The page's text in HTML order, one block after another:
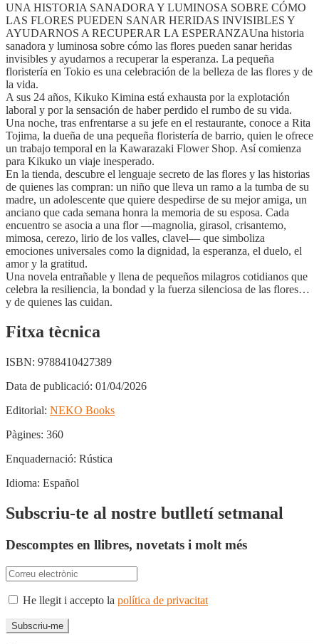
UNA HISTORIA SANADORA Y LUMINOSA SOBRE CÓMO
LAS FLORES PUEDEN SANAR HERIDAS INVISIBLES Y
AYUDARNOS A RECUPERAR LA ESPERANZAUna historia
sanadora y luminosa sobre cómo las flores pueden sanar heridas
invisibles y ayudarnos a recuperar la esperanza. La pequeña
floristería en Tokio es una celebración de la belleza de las flores y de
la vida.
A sus 24 años, Kikuko Kimina está exhausta por la explotación
laboral y por la sensación de haber perdido el rumbo de su vida.
Una noche, tras enfrentarse a su jefe en el restaurante, conoce a Rita
Tojima, la dueña de una pequeña floristería de barrio, quien le ofrece
un trabajo temporal en la Kawarazaki Flower Shop. Así comienza
para Kikuko un viaje inesperado.
En la tienda, descubre el lenguaje secreto de las flores y las historias
de quienes las compran: un niño que lleva un ramo a la tumba de su
madre, un adolescente que quiere despedirse de su mejor amiga, un
anciano que cada semana honra la memoria de su esposa. Cada
encuentro se asocia a una flor —magnolia, girasol, crisantemo,
mimosa, cerezo, lirio de los valles, clavel— que simboliza
emociones universales como la dignidad, la esperanza, el duelo, el
amor y la gratitud.
Una novela entrañable y llena de pequeños milagros cotidianos que
celebra la resiliencia, la bondad y la fuerza silenciosa de las flores…
y de quienes las cuidan.
Fitxa tècnica
ISBN: 9788410427389
Data de publicació: 01/04/2026
Editorial: NEKO Books
Pàgines: 360
Enquadernació: Rústica
Idioma: Español
Subscriu-te al nostre butlletí setmanal
Descomptes en llibres, novetats i molt més
He llegit i accepto la política de privacitat